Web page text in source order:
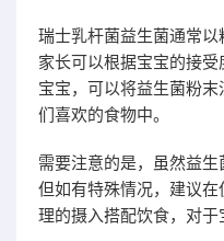
瑞士乳杆菌益生菌通常以
家长可以根据宝宝的接
宝宝，可以将益生菌粉
们喜欢的食物中。
需要注意的是，虽然益生
但如有特殊情况，建议
理的摄入搭配饮食，对于